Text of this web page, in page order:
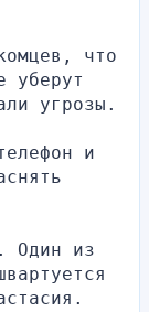
что
уберут
угрозы.
и
Один из